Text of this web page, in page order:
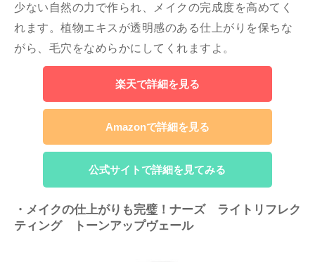
少ない自然の力で作られ、メイクの完成度を高めてく
れます。植物エキスが透明感のある仕上がりを保ちな
がら、毛穴をなめらかにしてくれますよ。
楽天で詳細を見る
Amazonで詳細を見る
公式サイトで詳細を見てみる
・メイクの仕上がりも完璧！ナーズ ライトリフレク
ティング トーンアップヴェール